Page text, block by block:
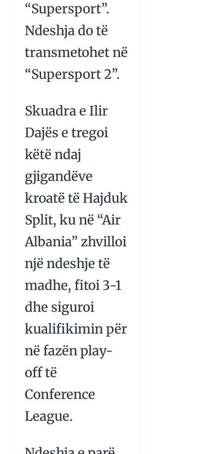
“Supersport”.
Ndeshja do të
transmetohet në
“Supersport 2”.
Skuadra e Ilir
Dajës e tregoi
këtë ndaj
gjigandëve
kroatë të Hajduk
Split, ku në “Air
Albania” zhvilloi
një ndeshje të
madhe, fitoi 3-1
dhe siguroi
kualifikimin për
në fazën play-
off të
Conference
League.